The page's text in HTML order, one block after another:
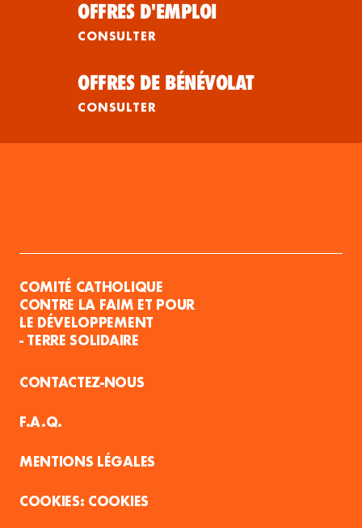
OFFRES D'EMPLOI
CONSULTER
OFFRES DE BÉNÉVOLAT
CONSULTER
COMITÉ CATHOLIQUE
CONTRE LA FAIM ET POUR
LE DÉVELOPPEMENT
- TERRE SOLIDAIRE
CONTACTEZ-NOUS
F.A.Q.
MENTIONS LÉGALES
COOKIES